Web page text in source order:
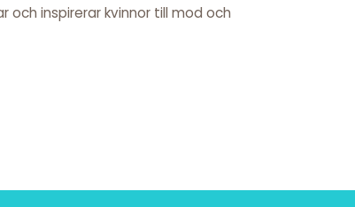
och inspirerar kvinnor till mod och